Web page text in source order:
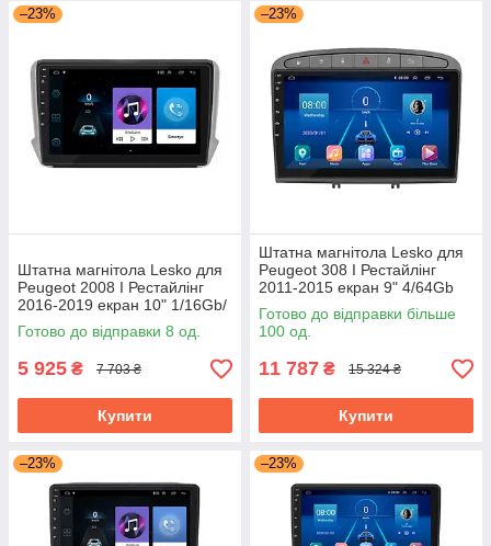
–23%
Штатна магнітола Lesko для
Peugeot 2008 I Рестайлінг
2016-2019 екран 10" 1/16Gb/
Wi-Fi Optima GPS Android
Готово до відправки 8 од.
5 925 ₴ 7 703 ₴
Купити
–23%
Штатна магнітола Lesko для
Peugeot 308 I Рестайлінг
2011-2015 екран 9" 4/64Gb
Grey/4G/ Wi-Fi/CarPlay Top
GPS
Готово до відправки більше
100 од.
11 787 ₴ 15 324 ₴
Купити
–23% –23%